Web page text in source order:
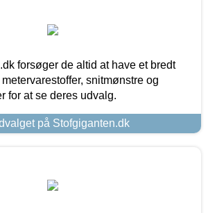
forsøger de altid at have et bredt
snitmønstre og
for at se deres udvalg.
på Stofgiganten.dk